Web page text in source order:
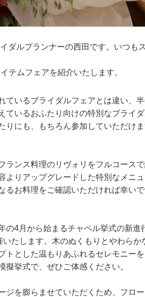
ダルプランナーの西田です。いつも
テムフェアを紹介いたします。
ているブライダルフェアとは違い、
ているおふたり向けの特別なブライ
りにも、もちろん参加していただけ
ランス料理のリヴォリをフルコース
よりアップグレードした特別なメニ
お料理をご確認いただければ幸いで
の4月から始まるチャペル挙式の新進
いたします。木のぬくもりとやわらか
トとした温もりあふれるセレモニー
挙式で、ぜひご体感ください。
ジを膨らませていただくため、フロ